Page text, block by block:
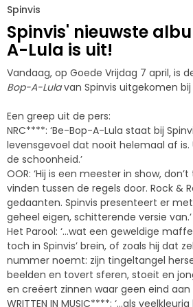
Spinvis
Spinvis' nieuwste
A-Lula is uit!
Vandaag, op Goede Vrijdag 7 april, is
Bop-A-Lulavan Spinvis uitgekomen bij
Een greep uit de pers:
NRC****: ‘Be-Bop-A-Lula staat bij
levensgevoel dat nooit helemaal af
de schoonheid.’
OOR: ‘Hij is een meester in show,
vinden tussen de regels door. Rock &
gedaanten. Spinvis presenteert er
geheel eigen, schitterende versie van.’
Het Parool: ‘…wat een geweldige
toch in Spinvis’ brein, of zoals hij dat
nummer noemt: zijn tingeltangel
beelden en tovert sferen, stoeit en
en creëert zinnen waar geen eind aan
WRITTEN IN MUSIC****: ‘…als